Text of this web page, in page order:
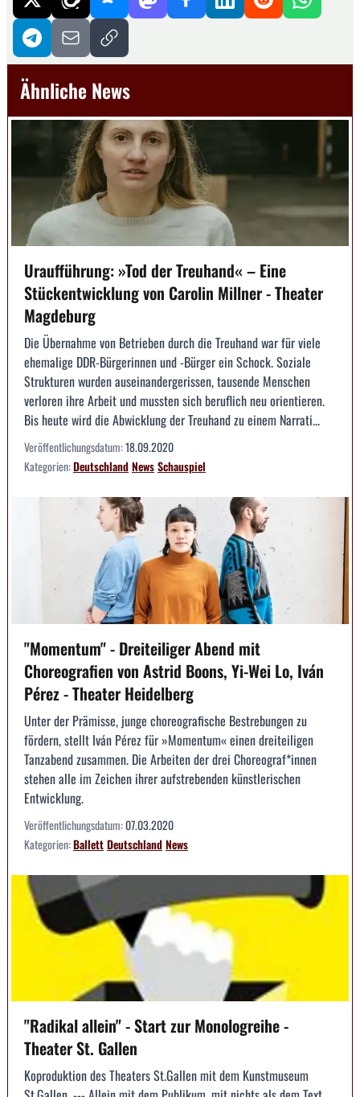
Ähnliche News
Uraufführung: »Tod der Treuhand« – Eine
Stückentwicklung von Carolin Millner - Theater
Magdeburg
Die Übernahme von Betrieben durch die Treuhand war für viele
ehemalige DDR-Bürgerinnen und -Bürger ein Schock. Soziale
Strukturen wurden auseinandergerissen, tausende Menschen
verloren ihre Arbeit und mussten sich beruflich neu orientieren.
Bis heute wird die Abwicklung der Treuhand zu einem Narrati...
Veröffentlichungsdatum:18.09.2020
Kategorien:DeutschlandNewsSchauspiel
"Momentum" - Dreiteiliger Abend mit
Choreografien von Astrid Boons, Yi-Wei Lo, Iván
Pérez - Theater Heidelberg
Unter der Prämisse, junge choreografische Bestrebungen zu
fördern, stellt Iván Pérez für »Momentum« einen dreiteiligen
Tanzabend zusammen. Die Arbeiten der drei Choreograf*innen
stehen alle im Zeichen ihrer aufstrebenden künstlerischen
Entwicklung.
Veröffentlichungsdatum:07.03.2020
Kategorien:BallettDeutschlandNews
"Radikal allein" - Start zur Monologreihe -
Theater St. Gallen
Koproduktion des Theaters St.Gallen mit dem Kunstmuseum